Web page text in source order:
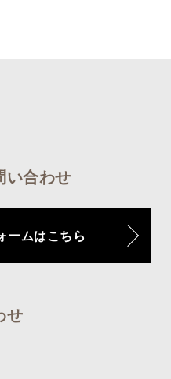
い合わせ
ームはこちら
せ